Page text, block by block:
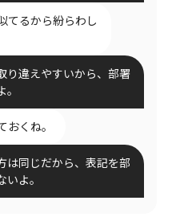
てるから紛らわし
り違えやすいから、部署
くね。
は同じだから、表記を部
よ。